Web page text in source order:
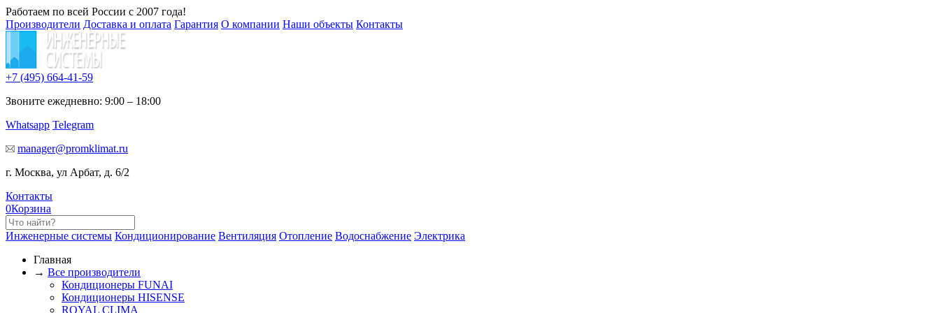
Работаем по всей России с 2007 года!
Производители Доставка и оплата Гарантия О компании Наши объекты Контакты
+7 (495) 664-41-59
Звоните ежедневно: 9:00 – 18:00
Whatsapp Telegram
manager@promklimat.ru
г. Москва, ул Арбат, д. 6/2
Контакты
0Корзина
Инженерные системы Кондиционирование Вентиляция Отопление Водоснабжение Электрика
Главная
→ Все производители
Кондиционеры FUNAI
Кондиционеры HISENSE
ROYAL CLIMA